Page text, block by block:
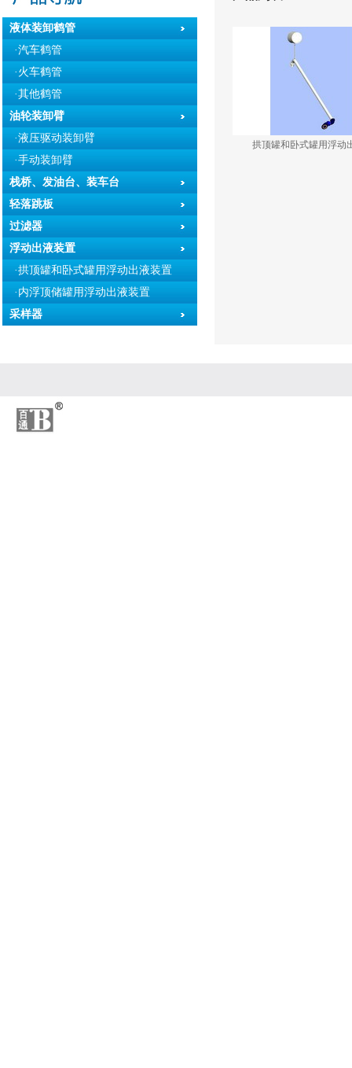
液体装卸鹤管
·汽车鹤管
·火车鹤管
·其他鹤管
油轮装卸臂
·液压驱动装卸臂
·手动装卸臂
栈桥、发油台、装车台
轻落跳板
过滤器
浮动出液装置
·拱顶罐和卧式罐用浮动出液装置
·内浮顶储罐用浮动出液装置
采样器
拱顶罐和卧式罐用浮动